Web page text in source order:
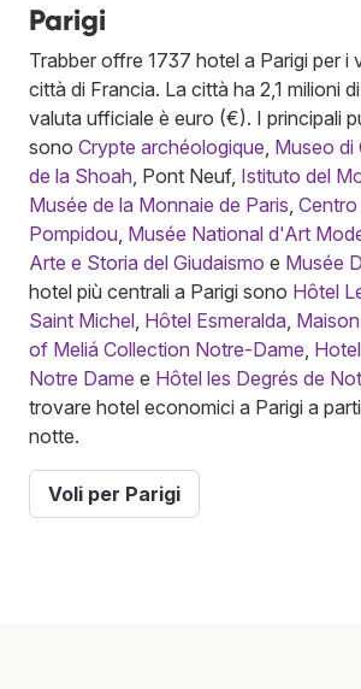
Parigi
Trabber offre 1737 hotel a Parigi per i
città di Francia. La città ha 2,1 milioni
valuta ufficiale è euro (€). I principali
sono Crypte archéologique Museo di
de la Shoah , Pont Neuf, Istituto del
Musée de la Monnaie de Paris
Pompidou Musée National d'Art
Arte e Storia del Giudaismo e Musée
hotel più centrali a Parigi sono Hôtel
Saint Michel Hôtel Esmeralda
of Meliá Collection Notre-Dame
Notre Dame e Hôtel les Degrés de
trovare hotel economici a Parigi a
notte.
Voli per Parigi